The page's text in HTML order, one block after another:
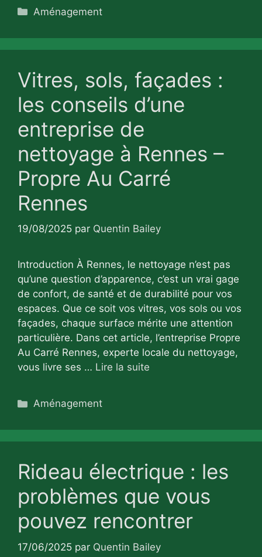
Catégories
Aménagement
Vitres, sols, façades :
les conseils d’une
entreprise de
nettoyage à Rennes –
Propre Au Carré
Rennes
19/08/2025 par Quentin Bailey
Introduction À Rennes, le nettoyage n’est pas
qu’une question d’apparence, c’est un vrai gage
de confort, de santé et de durabilité pour vos
espaces. Que ce soit vos vitres, vos sols ou vos
façades, chaque surface mérite une attention
particulière. Dans cet article, l’entreprise Propre
Au Carré Rennes, experte locale du nettoyage,
vous livre ses … Lire la suite
Catégories
Aménagement
Rideau électrique : les
problèmes que vous
pouvez rencontrer
17/06/2025 par Quentin Bailey